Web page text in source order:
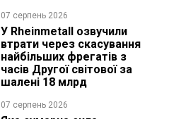
07 серпень 2026
У Rheinmetall озвучили
втрати через скасування
найбільших фрегатів з
часів Другої світової за
шалені 18 млрд
07 серпень 2026